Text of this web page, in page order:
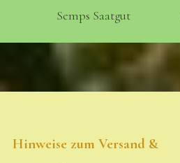
Semps Saatgut
Hinweise zum Versand &